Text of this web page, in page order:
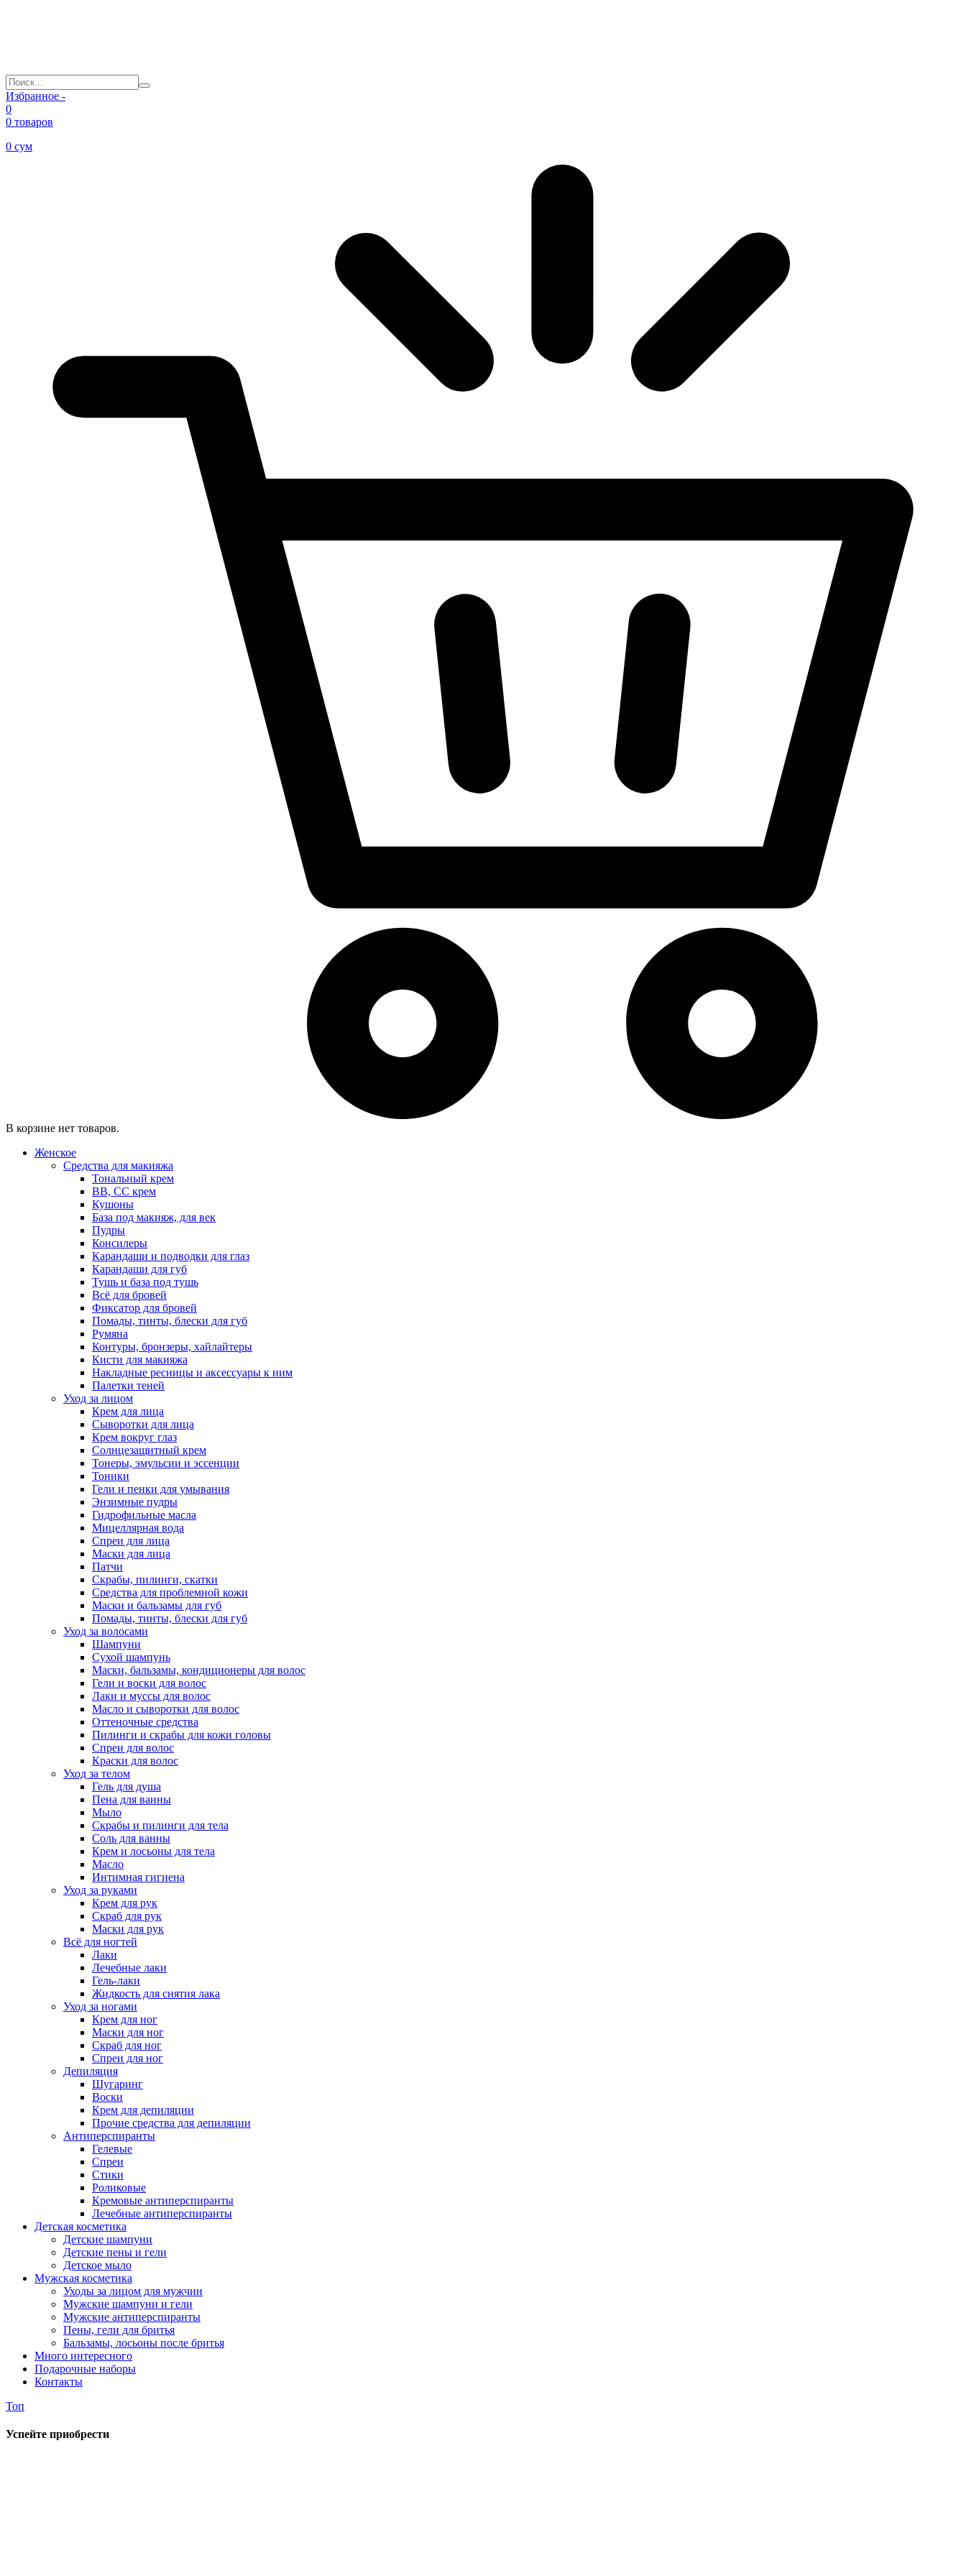
Избранное -
0
0 товаров
0 сум
В корзине нет товаров.
Женское
Средства для макияжа
Тональный крем
BB, CC крем
Кушоны
База под макияж, для век
Пудры
Консилеры
Карандаши и подводки для глаз
Карандаши для губ
Тушь и база под тушь
Всё для бровей
Фиксатор для бровей
Помады, тинты, блески для губ
Румяна
Контуры, бронзеры, хайлайтеры
Кисти для макияжа
Накладные ресницы и аксессуары к ним
Палетки теней
Уход за лицом
Крем для лица
Сыворотки для лица
Крем вокруг глаз
Солнцезащитный крем
Тонеры, эмульсии и эссенции
Тоники
Гели и пенки для умывания
Энзимные пудры
Гидрофильные масла
Мицеллярная вода
Спреи для лица
Маски для лица
Патчи
Скрабы, пилинги, скатки
Средства для проблемной кожи
Маски и бальзамы для губ
Помады, тинты, блески для губ
Уход за волосами
Шампуни
Сухой шампунь
Маски, бальзамы, кондиционеры для волос
Гели и воски для волос
Лаки и муссы для волос
Масло и сыворотки для волос
Оттеночные средства
Пилинги и скрабы для кожи головы
Спреи для волос
Краски для волос
Уход за телом
Гель для душа
Пена для ванны
Мыло
Скрабы и пилинги для тела
Соль для ванны
Крем и лосьоны для тела
Масло
Интимная гигиена
Уход за руками
Крем для рук
Скраб для рук
Маски для рук
Всё для ногтей
Лаки
Лечебные лаки
Гель-лаки
Жидкость для снятия лака
Уход за ногами
Крем для ног
Маски для ног
Скраб для ног
Спреи для ног
Депиляция
Шугаринг
Воски
Крем для депиляции
Прочие средства для депиляции
Антиперспиранты
Гелевые
Спреи
Стики
Роликовые
Кремовые антиперспиранты
Лечебные антиперспиранты
Детская косметика
Детские шампуни
Детские пены и гели
Детское мыло
Мужская косметика
Уходы за лицом для мужчин
Мужские шампуни и гели
Мужские антиперспиранты
Пены, гели для бритья
Бальзамы, лосьоны после бритья
Много интересного
Подарочные наборы
Контакты
Топ
Успейте приобрести